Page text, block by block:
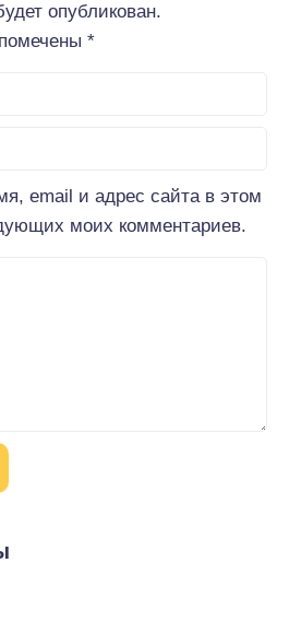
опубликован.
*
email и адрес сайта в этом
моих комментариев.